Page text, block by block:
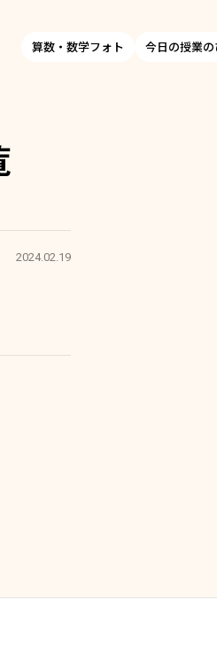
算数・数学フォト 今日の授業の
2024.02.19